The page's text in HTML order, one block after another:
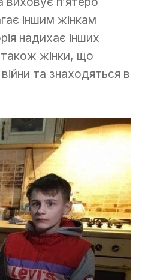
іншим жінкам
надихає інших
також жінки, що
та знаходяться в